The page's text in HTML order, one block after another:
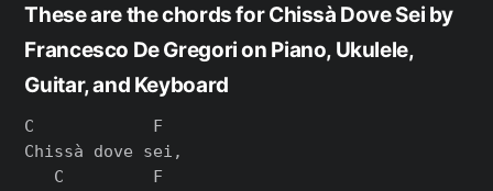
These are the chords for Chissà Dove Sei by
Francesco De Gregori on Piano, Ukulele,
Guitar, and Keyboard
C            F
Chissà dove sei,
   C         F